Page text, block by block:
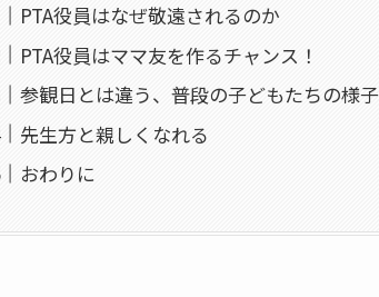
PTA役員はなぜ敬遠されるのか
PTA役員はママ友を作るチャンス！
参観日とは違う、普段の子どもたちの様
先生方と親しくなれる
おわりに